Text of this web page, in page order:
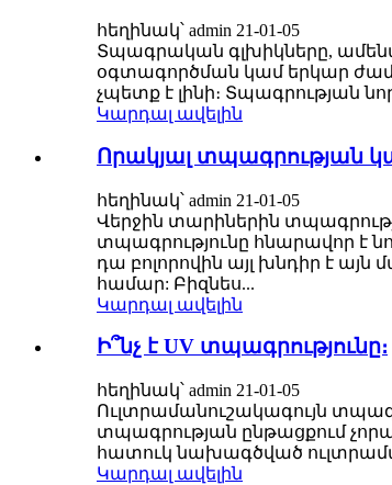
հեղինակ՝ admin 21-01-05
Տպագրական գլխիկները,
օգտագործման կամ երկար
չպետք է լինի։ Տպագրության
Կարդալ ավելին
Որակյալ տպագրության
հեղինակ՝ admin 21-01-05
Վերջին տարիներին
տպագրությունը հնարավոր է
դա բոլորովին այլ խնդիր է
համար: Բիզնես...
Կարդալ ավելին
Ի՞նչ է UV տպագրությունը։
հեղինակ՝ admin 21-01-05
Ուլտրամանուշակագույն
տպագրության ընթացքում
հատուկ նախագծված
Կարդալ ավելին